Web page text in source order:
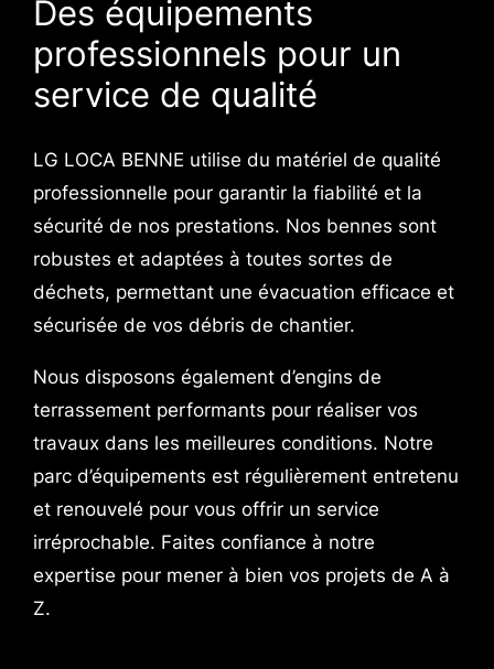
Des équipements
professionnels pour un
service de qualité
LG LOCA BENNE utilise du matériel de qualité
professionnelle pour garantir la fiabilité et la
sécurité de nos prestations. Nos bennes sont
robustes et adaptées à toutes sortes de
déchets, permettant une évacuation efficace et
sécurisée de vos débris de chantier.
Nous disposons également d’engins de
terrassement performants pour réaliser vos
travaux dans les meilleures conditions. Notre
parc d’équipements est régulièrement entretenu
et renouvelé pour vous offrir un service
irréprochable. Faites confiance à notre
expertise pour mener à bien vos projets de A à
Z.